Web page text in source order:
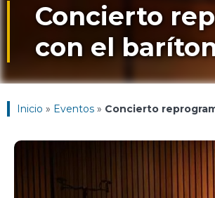
Concierto
con el
Inicio » Eventos » Concierto